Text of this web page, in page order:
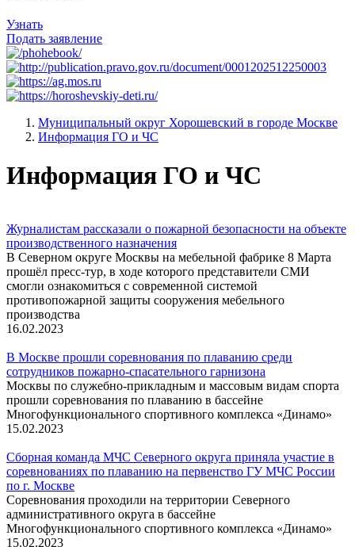
Узнать
Подать заявление
Муниципальный округ Хорошевский в городе Москве
Информация ГО и ЧС
Информация ГО и ЧС
Журналистам рассказали о пожарной безопасности на объекте
производственного назначения
В Северном округе Москвы на мебельной фабрике 8 Марта
прошёл пресс-тур, в ходе которого представители СМИ
смогли ознакомиться с современной системой
противопожарной защиты сооружения мебельного
производства
16.02.2023
В Москве прошли соревнования по плаванию среди
сотрудников пожарно-спасательного гарнизона
Москвы по служебно-прикладным и массовым видам спорта
прошли соревнования по плаванию в бассейне
Многофункционального спортивного комплекса «Динамо»
15.02.2023
Сборная команда МЧС Северного округа приняла участие в
соревнованиях по плаванию на первенство ГУ МЧС России
по г. Москве
Соревнования проходили на территории Северного
административного округа в бассейне
Многофункционального спортивного комплекса «Динамо»
15.02.2023